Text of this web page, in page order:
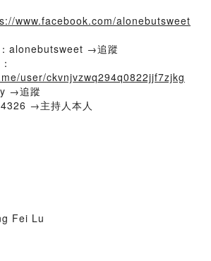
www.facebook.com/alonebutsweet
alonebutsweet →追蹤
user/ckvnjvzwq294q0822jjf7zjkg
→追蹤
→主持人本人
Fei Lu